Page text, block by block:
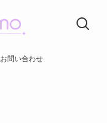
お問い合わせ